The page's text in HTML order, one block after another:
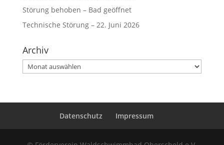
Störung behoben – Bad geöffnet
Technische Störung – 22. Juni 2026
Archiv
Archiv
Datenschutz Impressum